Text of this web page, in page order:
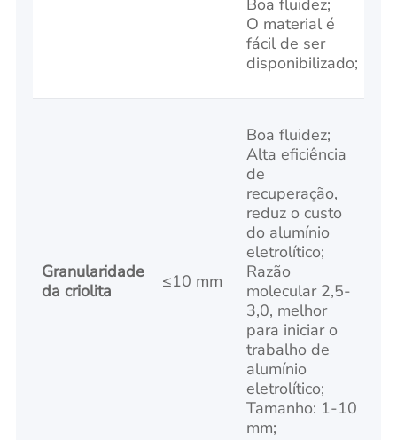
Boa fluidez;
O material é
fácil de ser
disponibilizado;
Granularidade
da criolita
≤10 mm
Boa fluidez;
Alta eficiência
de
recuperação,
reduz o custo
do alumínio
eletrolítico;
Razão
molecular 2,5-
3,0, melhor
para iniciar o
trabalho de
alumínio
eletrolítico;
Tamanho: 1-10
mm;